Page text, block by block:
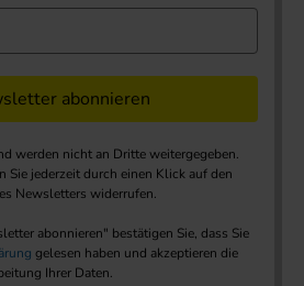
abonnieren
werden nicht an Dritte weitergegeben.
Sie jederzeit durch einen Klick auf den
Newsletters widerrufen.
abonnieren" bestätigen Sie, dass Sie
gelesen haben und akzeptieren die
Ihrer Daten.